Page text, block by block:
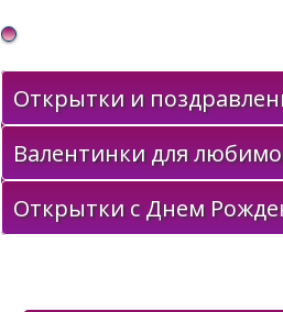
Gif Открытки в подарок
Открытки и
Валентинки для
Открытки с Днем